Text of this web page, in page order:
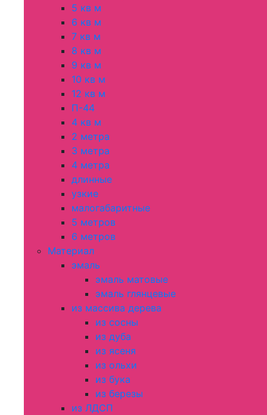
5 кв м
6 кв м
7 кв м
8 кв м
9 кв м
10 кв м
12 кв м
П-44
4 кв м
2 метра
3 метра
4 метра
длинные
узкие
малогабаритные
5 метров
6 метров
Материал
эмаль
эмаль матовые
эмаль глянцевые
из массива дерева
из сосны
из дуба
из ясеня
из ольхи
из бука
из березы
из ЛДСП